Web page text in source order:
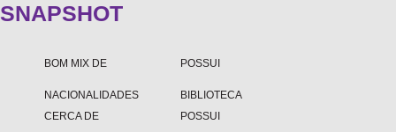
SNAPSHOT
BOM MIX DE
NACIONALIDADES
POSSUI
BIBLIOTECA
CERCA DE
POSSUI